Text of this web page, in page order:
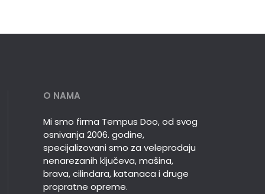
O NAMA
Mi smo firma Tempus Doo, od svog
osnivanja 2006. godine,
specijalizovani smo za veleprodaju
nenarezanih ključeva, mašina,
brava, cilindara, katanaca i druge
propratne opreme.